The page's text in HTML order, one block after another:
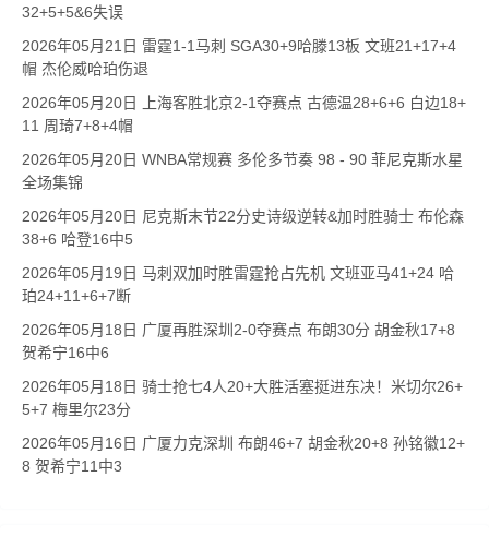
32+5+5&6失误
2026年05月21日 雷霆1-1马刺 SGA30+9哈滕13板 文班21+17+4
帽 杰伦威哈珀伤退
2026年05月20日 上海客胜北京2-1夺赛点 古德温28+6+6 白边18+
11 周琦7+8+4帽
2026年05月20日 WNBA常规赛 多伦多节奏 98 - 90 菲尼克斯水星
全场集锦
2026年05月20日 尼克斯末节22分史诗级逆转&加时胜骑士 布伦森
38+6 哈登16中5
2026年05月19日 马刺双加时胜雷霆抢占先机 文班亚马41+24 哈
珀24+11+6+7断
2026年05月18日 广厦再胜深圳2-0夺赛点 布朗30分 胡金秋17+8
贺希宁16中6
2026年05月18日 骑士抢七4人20+大胜活塞挺进东决！米切尔26+
5+7 梅里尔23分
2026年05月16日 广厦力克深圳 布朗46+7 胡金秋20+8 孙铭徽12+
8 贺希宁11中3